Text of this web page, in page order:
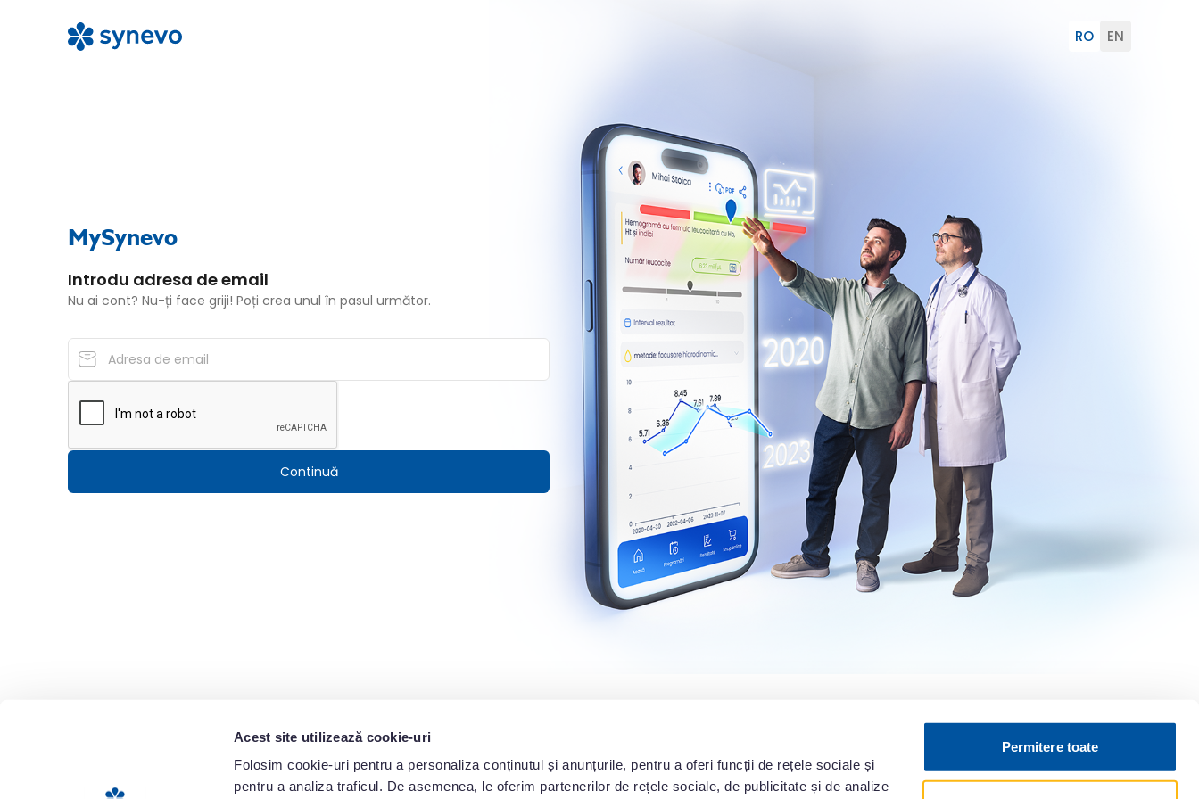
Acest site utilizează cookie-uri
Folosim cookie-uri pentru a personaliza conținutul și anunțurile, pentru a oferi funcții de rețele sociale și
pentru a analiza traficul. De asemenea, le oferim partenerilor de rețele sociale, de publicitate și de analize
Permitere toate
RO EN
MySynevo
Introdu adresa de email
Nu ai cont? Nu-ți face griji! Poți crea unul în pasul următor.
Adresa de email
Continuă